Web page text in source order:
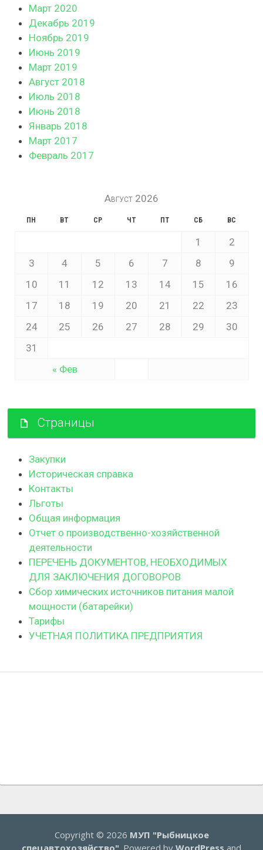
Март 2020
Декабрь 2019
Ноябрь 2019
Июнь 2019
Март 2019
Август 2018
Июль 2018
Июнь 2018
Январь 2018
Март 2017
Февраль 2017
Август 2026
ПН ВТ СР ЧТ ПТ СБ ВС
« Фев
1
2
3
4 5 6 7 8
9
10
11 12 13 14 15
16
17
18 19 20 21 22
23
24
25 26 27 28 29
30
31
Страницы
Закупки
Историческая справка
Контакты
Льготы
Общая информация
Отчет о производственно-хозяйственной
деятельности
ПЕРЕЧЕНЬ ДОКУМЕНТОВ, НЕОБХОДИМЫХ
ДЛЯ ЗАКЛЮЧЕНИЯ ДОГОВОРОВ
Сбор химических источников питания малой
мощности (батарейки)
Тарифы
УЧЕТНАЯ ПОЛИТИКА ПРЕДПРИЯТИЯ
Copyright © 2026 МУП "Рыбницкое
спецавтохозяйство" . Powered by WordPress and